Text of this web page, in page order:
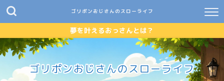
ゴリポンおじさんのスローライフ
夢を叶えるおっさんとは？
ゴリポンおじさんのスローライフ